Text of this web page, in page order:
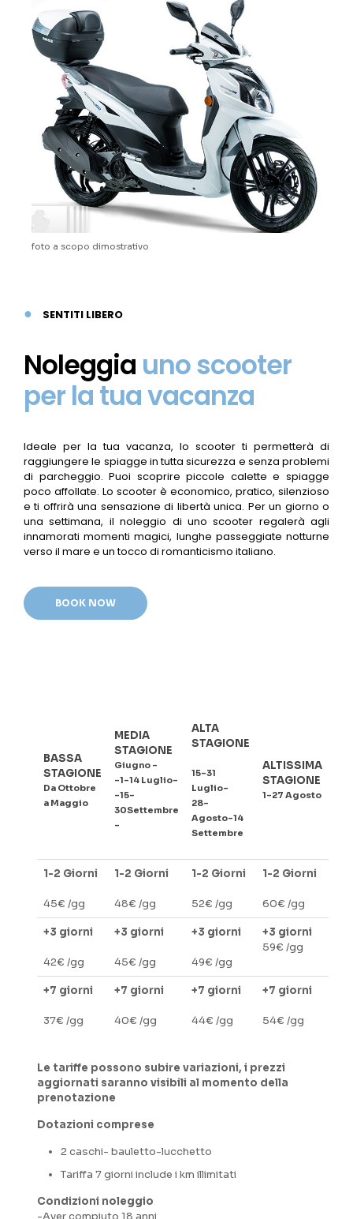
foto a scopo dimostrativo
● SENTITI LIBERO
Noleggia uno scooter
per la tua vacanza
Ideale per la tua vacanza, lo scooter ti permetterà di
raggiungere le spiagge in tutta sicurezza e senza problemi
di parcheggio. Puoi scoprire piccole calette e spiagge
poco affollate. Lo scooter è economico, pratico, silenzioso
e ti offrirà una sensazione di libertà unica. Per un giorno o
una settimana, il noleggio di uno scooter regalerà agli
innamorati momenti magici, lunghe passeggiate notturne
verso il mare e un tocco di romanticismo italiano.
BOOK NOW
BASSA
STAGIONE
Da Ottobre
a Maggio
MEDIA
STAGIONE
Giugno –
-1-14 Luglio-
-15-
30Settembre
–
ALTA
STAGIONE
15-31
Luglio-
28-
Agosto-14
Settembre
ALTISSIMA
STAGIONE
1-27 Agosto
1-2 Giorni
45€ /gg
1-2 Giorni
48€ /gg
1-2 Giorni
52€ /gg
1-2 Giorni
60€ /gg
+3 giorni
42€ /gg
+3 giorni
45€ /gg
+3 giorni
49€ /gg
+3 giorni
59€ /gg
+7 giorni
37€ /gg
+7 giorni
40€ /gg
+7 giorni
44€ /gg
+7 giorni
54€ /gg
Le tariffe possono subire variazioni, i prezzi
aggiornati saranno visibili al momento della
prenotazione
Dotazioni comprese
2 caschi- bauletto-lucchetto
Tariffa 7 giorni include i km illimitati
Condizioni noleggio
-Aver compiuto 18 anni